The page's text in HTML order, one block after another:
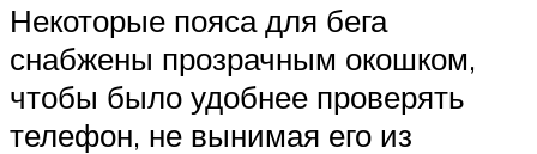
Некоторые пояса для бега
снабжены прозрачным окошком,
чтобы было удобнее проверять
телефон, не вынимая его из